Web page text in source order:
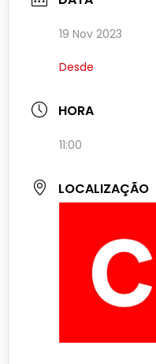
19 Nov 2023
Desde
HORA
11:00
LOCALIZAÇÃO